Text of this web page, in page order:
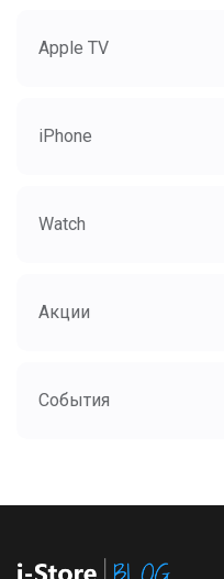
Apple TV
iPhone
Watch
Акции
События